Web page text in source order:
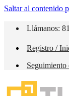
Saltar al contenido
Llámanos:
Registro /
Seguimiento